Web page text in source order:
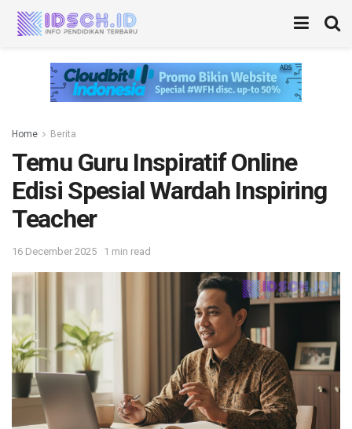
Home Berita
Temu Guru Inspiratif Online
Edisi Spesial Wardah Inspiring
Teacher
16 December 2025 1 min read